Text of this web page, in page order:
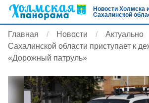
Новости Холмска
Сахалинской
Главная Новости Актуально
Сахалинской области приступает к
«Дорожный патруль»